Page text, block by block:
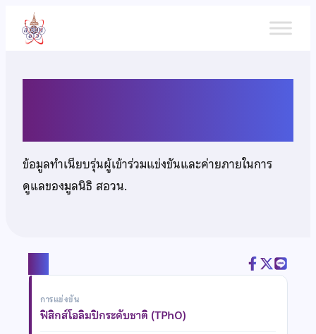
เนื้อหา
ข้อมูลทำเนียบรุ่นผู้เข้าร่วมแข่งขันและค่ายภายในการ
ดูแลของมูลนิธิ สอวน.
การแข่งขัน
ฟิสิกส์โอลิมปิกระดับชาติ (TPhO)